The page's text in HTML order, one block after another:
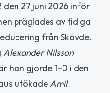
den 27 juni 2026 inför
präglades av tidiga
från Skövde.
Alexander Nilsson
han gjorde 1–0 i den
utökadeAmil